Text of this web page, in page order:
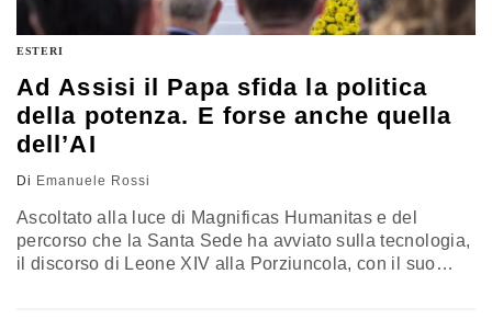
ESTERI
Ad Assisi il Papa sfida la politica
della potenza. E forse anche quella
dell’AI
Di Emanuele Rossi
Ascoltato alla luce di Magnificas Humanitas e del
percorso che la Santa Sede ha avviato sulla tecnologia,
il discorso di Leone XIV alla Porziuncola, con il suo